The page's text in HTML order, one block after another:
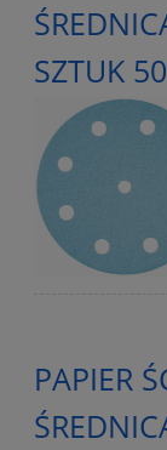
SZTUK
PAPIER